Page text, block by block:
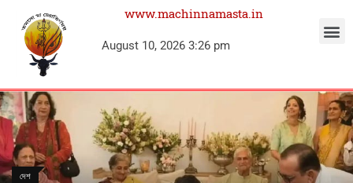
www.machinnamasta.in
August 10, 2026 3:26 pm
দেশ